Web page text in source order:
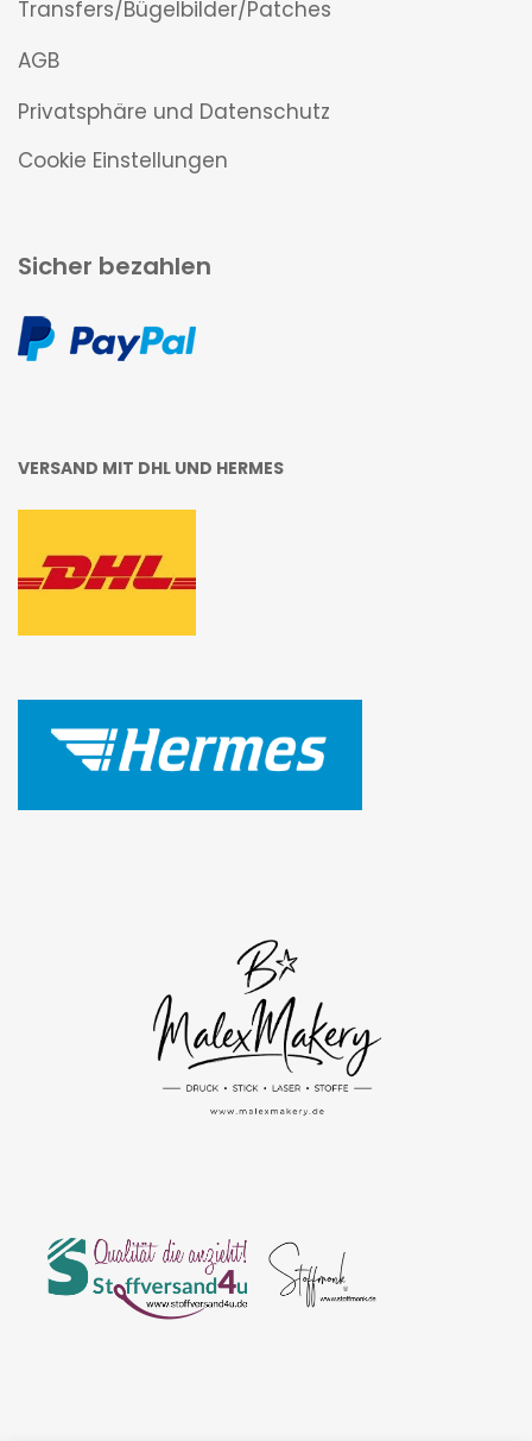
Transfers/Bügelbilder/Patches
AGB
Privatsphäre und Datenschutz
Cookie Einstellungen
Sicher bezahlen
VERSAND MIT DHL UND HERMES